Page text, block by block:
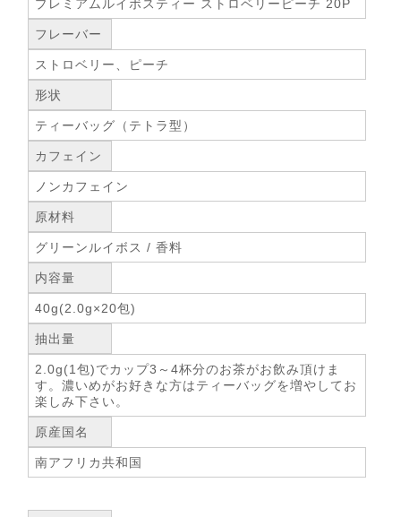
プレミアムルイボスティー ストロベリーピーチ 20P
フレーバー
ストロベリー、ピーチ
形状
ティーバッグ（テトラ型）
カフェイン
ノンカフェイン
原材料
グリーンルイボス / 香料
内容量
40g(2.0g×20包)
抽出量
2.0g(1包)でカップ3～4杯分のお茶がお飲み頂けま
す。濃いめがお好きな方はティーバッグを増やしてお
楽しみ下さい。
原産国名
南アフリカ共和国